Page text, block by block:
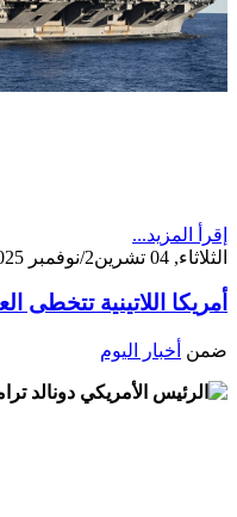
إقرأ المزيد...
الثلاثاء, 04 تشرين2/نوفمبر 2025 14:39
أمريكا اللاتينية
ضمن أخبار اليوم